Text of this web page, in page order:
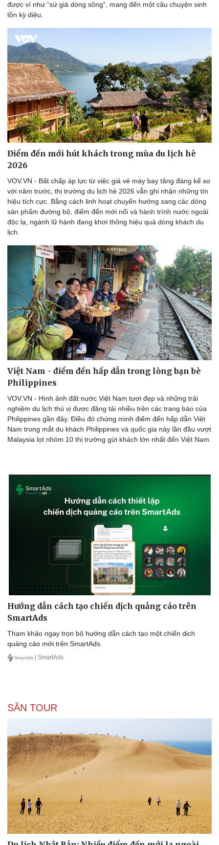
Văn hóa
Sân khấu - Điện ảnh
Âm nhạc
Di sản
Giải trí
Sao Việt
được ví như “sứ giả dòng sông”, mang đến một câu chuyện sinh
tồn kỳ diệu.
Điểm đến mới hút khách trong mùa du lịch hè
2026
VOV.VN - Bất chấp áp lực từ việc giá vé máy bay tăng đáng kể so
với năm trước, thị trường du lịch hè 2026 vẫn ghi nhận những tín
hiệu tích cực. Bằng cách linh hoạt chuyển hướng sang các dòng
sản phẩm đường bộ, điểm đến mới nổi và hành trình nước ngoài
độc lạ, ngành lữ hành đang khơi thông hiệu quả dòng khách du
lịch.
Việt Nam - điểm đến hấp dẫn trong lòng bạn bè
Philippines
VOV.VN - Hình ảnh đất nước Việt Nam tươi đẹp và những trải
nghiệm du lịch thú vị được đăng tải nhiều trên các trang báo của
Philippines gần đây. Điều đó chứng minh điểm đến hấp dẫn Việt
Nam trong mắt du khách Philippines và quốc gia này lần đầu vượt
Malaysia lọt nhóm 10 thị trường gửi khách lớn nhất đến Việt Nam.
Hướng dẫn cách tạo chiến dịch quảng cáo trên
SmartAds
Tham khảo ngay trọn bộ hướng dẫn cách tạo một chiến dịch
quảng cáo mới trên SmartAds.
| SmartAds
SĂN TOUR